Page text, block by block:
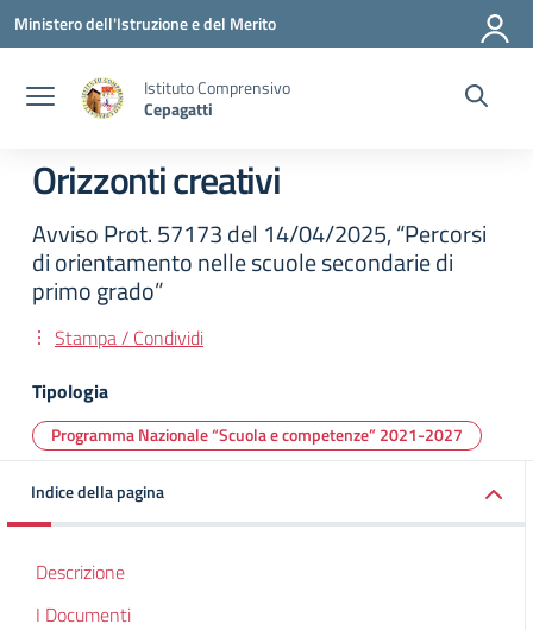
Vai ai contenuti
Vai al menu di navigazione
Vai al footer
Ministero dell'Istruzione e del Merito
Istituto Comprensivo
Cepagatti
Orizzonti creativi
Avviso Prot. 57173 del 14/04/2025, “Percorsi
di orientamento nelle scuole secondarie di
primo grado”
Stampa / Condividi
Tipologia
Programma Nazionale “Scuola e competenze” 2021-2027
Indice della pagina
Descrizione
I Documenti